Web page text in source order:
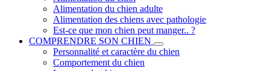
Alimentation du chien adulte
Alimentation des chiens avec pathologie
Est-ce que mon chien peut manger.. ?
COMPRENDRE SON CHIEN
Personnalité et caractère du chien
Comportement du chien